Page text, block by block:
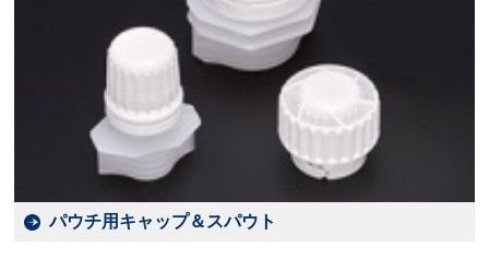
パウチ用キャップ＆スパウト